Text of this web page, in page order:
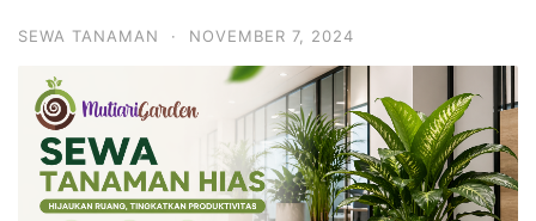
SEWA TANAMAN · NOVEMBER 7, 2024